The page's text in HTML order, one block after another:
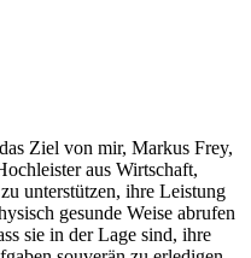
Ziel von mir, Markus Frey,
aus Wirtschaft,
unterstützen, ihre Leistung
gesunde Weise abrufen
sie in der Lage sind, ihre